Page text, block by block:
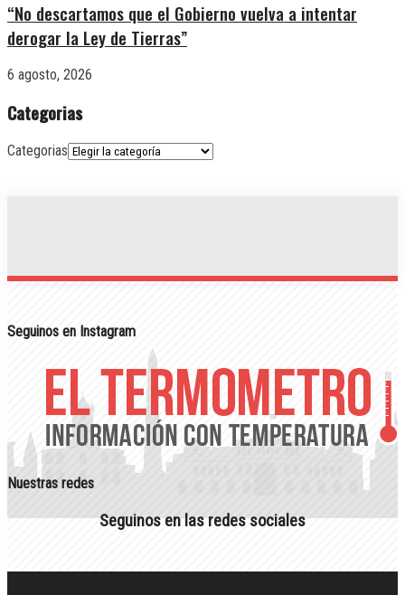
“No descartamos que el Gobierno vuelva a intentar
derogar la Ley de Tierras”
6 agosto, 2026
Categorias
Categorias
Seguinos en Instagram
Nuestras redes
Seguinos en las redes sociales